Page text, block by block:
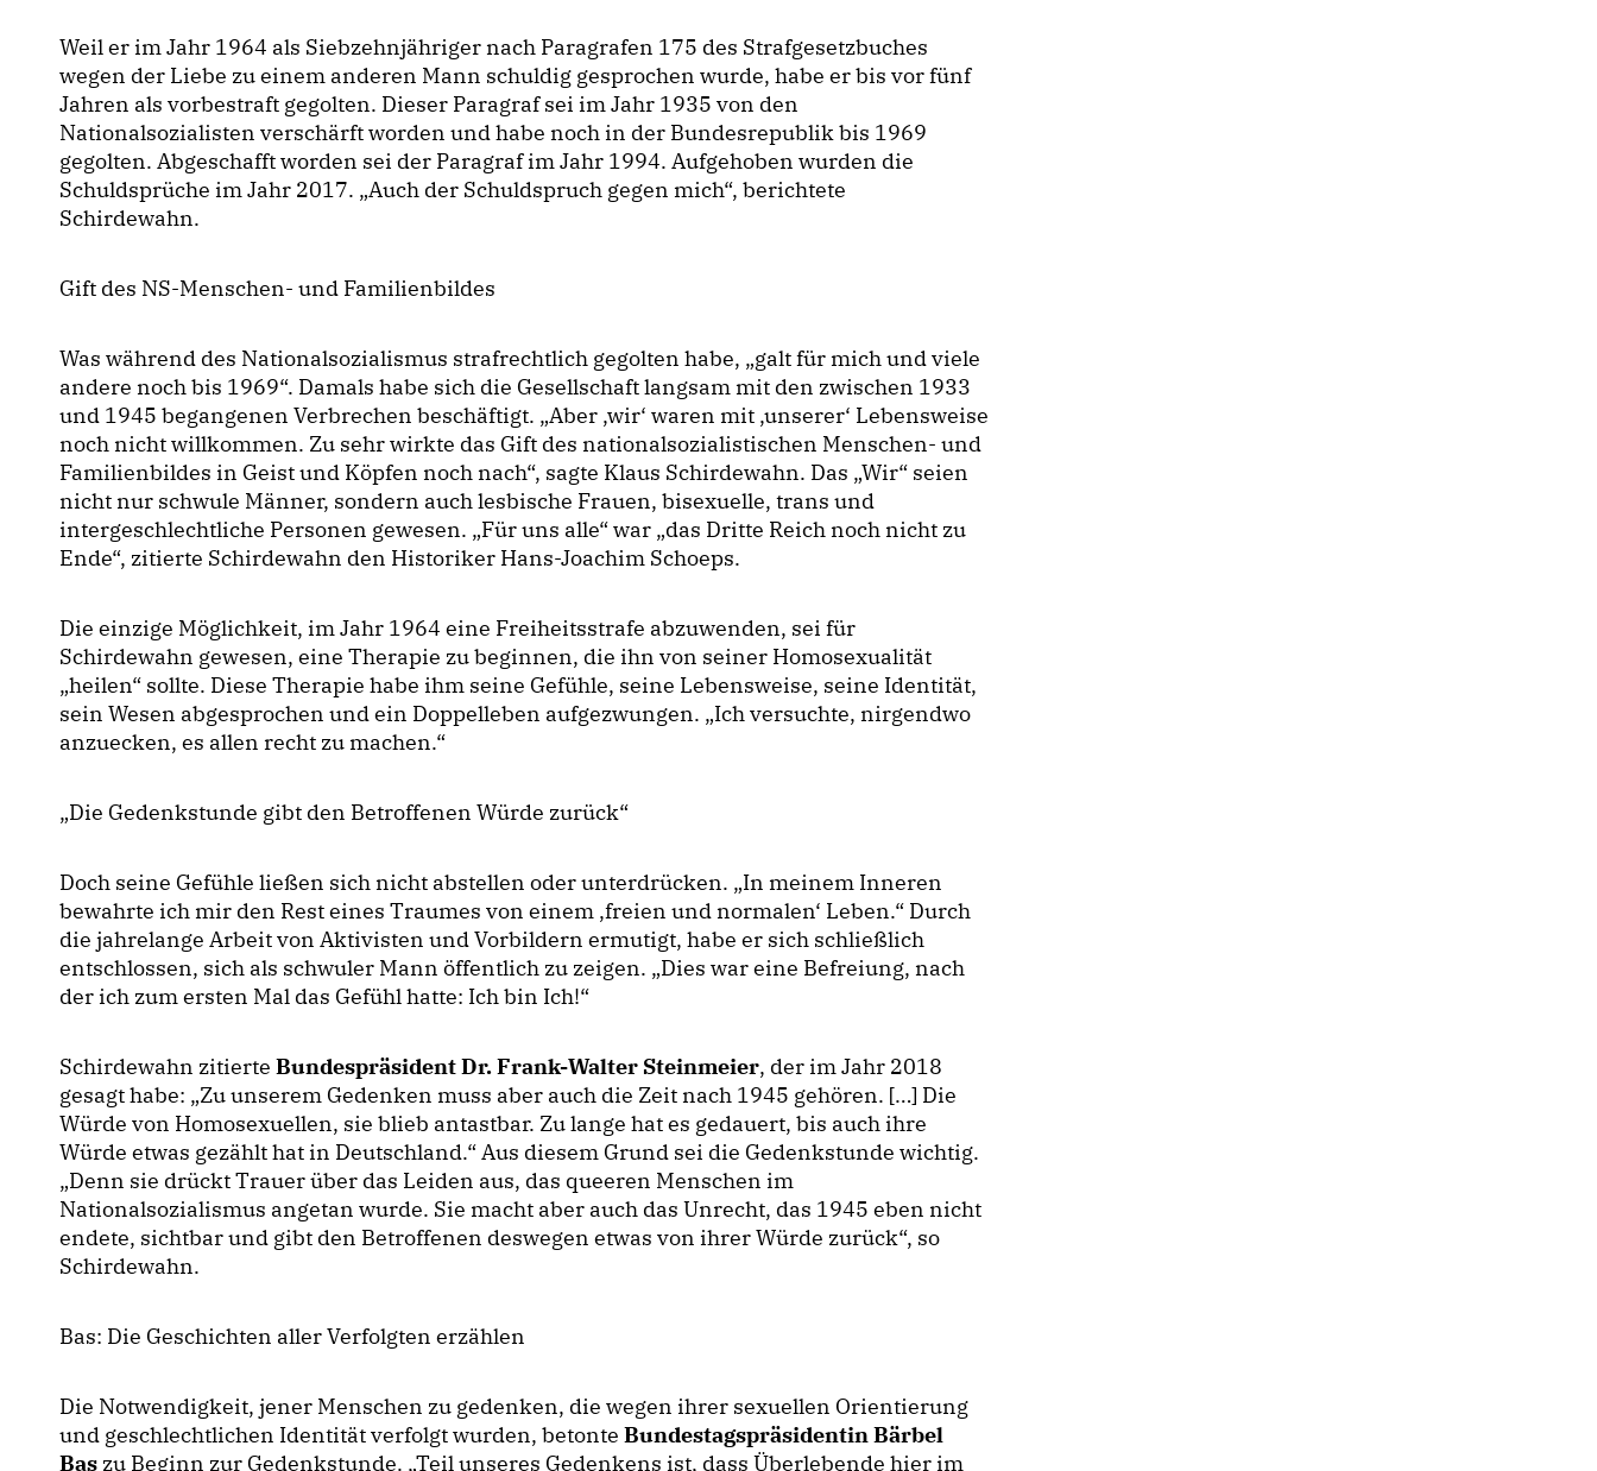
Weil er im Jahr 1964 als Siebzehnjähriger nach Paragrafen 175 des Strafgesetzbuches
wegen der Liebe zu einem anderen Mann schuldig gesprochen wurde, habe er bis vor fünf
Jahren als vorbestraft gegolten. Dieser Paragraf sei im Jahr 1935 von den
Nationalsozialisten verschärft worden und habe noch in der Bundesrepublik bis 1969
gegolten. Abgeschafft worden sei der Paragraf im Jahr 1994. Aufgehoben wurden die
Schuldsprüche im Jahr 2017. „Auch der Schuldspruch gegen mich“, berichtete
Schirdewahn.
Gift des NS-Menschen- und Familienbildes
Was während des Nationalsozialismus strafrechtlich gegolten habe, „galt für mich und viele
andere noch bis 1969“. Damals habe sich die Gesellschaft langsam mit den zwischen 1933
und 1945 begangenen Verbrechen beschäftigt. „Aber ‚wir‘ waren mit ‚unserer‘ Lebensweise
noch nicht willkommen. Zu sehr wirkte das Gift des nationalsozialistischen Menschen- und
Familienbildes in Geist und Köpfen noch nach“, sagte Klaus Schirdewahn. Das „Wir“ seien
nicht nur schwule Männer, sondern auch lesbische Frauen, bisexuelle, trans und
intergeschlechtliche Personen gewesen. „Für uns alle“ war „das Dritte Reich noch nicht zu
Ende“, zitierte Schirdewahn den Historiker Hans-Joachim Schoeps.
Die einzige Möglichkeit, im Jahr 1964 eine Freiheitsstrafe abzuwenden, sei für
Schirdewahn gewesen, eine Therapie zu beginnen, die ihn von seiner Homosexualität
heilen“ sollte. Diese Therapie habe ihm seine Gefühle, seine Lebensweise, seine Identität,
sein Wesen abgesprochen und ein Doppelleben aufgezwungen. „Ich versuchte, nirgendwo
anzuecken, es allen recht zu machen.“
Die Gedenkstunde gibt den Betroffenen Würde zurück“
Doch seine Gefühle ließen sich nicht abstellen oder unterdrücken. „In meinem Inneren
bewahrte ich mir den Rest eines Traumes von einem ‚freien und normalen‘ Leben.“ Durch
die jahrelange Arbeit von Aktivisten und Vorbildern ermutigt, habe er sich schließlich
entschlossen, sich als schwuler Mann öffentlich zu zeigen. „Dies war eine Befreiung, nach
der ich zum ersten Mal das Gefühl hatte: Ich bin Ich!“
Schirdewahn zitierte Bundespräsident Dr. Frank-Walter Steinmeier, der im Jahr 2018
gesagt habe: „Zu unserem Gedenken muss aber auch die Zeit nach 1945 gehören. […] Die
Würde von Homosexuellen, sie blieb antastbar. Zu lange hat es gedauert, bis auch ihre
Würde etwas gezählt hat in Deutschland.“ Aus diesem Grund sei die Gedenkstunde wichtig.
Denn sie drückt Trauer über das Leiden aus, das queeren Menschen im
Nationalsozialismus angetan wurde. Sie macht aber auch das Unrecht, das 1945 eben nicht
endete, sichtbar und gibt den Betroffenen deswegen etwas von ihrer Würde zurück“, so
Schirdewahn.
Bas: Die Geschichten aller Verfolgten erzählen
Die Notwendigkeit, jener Menschen zu gedenken, die wegen ihrer sexuellen Orientierung
und geschlechtlichen Identität verfolgt wurden, betonte Bundestagspräsidentin Bärbel
Bas zu Beginn zur Gedenkstunde. Teil unseres Gedenkens ist, dass Überlebende hier im